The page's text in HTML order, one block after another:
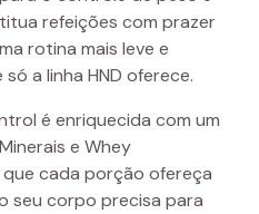
refeições com prazer
rotina mais leve e
a linha HND oferece.
é enriquecida com um
e Whey
cada porção ofereça
seu corpo precisa para